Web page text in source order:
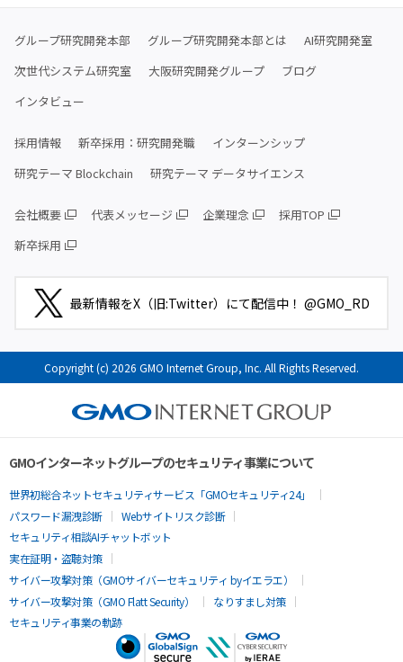
グループ研究開発本部 グループ研究開発本部とは
AI研究開発室
次世代システム研究室
大阪研究開発グループ
ブログ
インタビュー
採用情報 新卒採用：研究開発職
インターンシップ
研究テーマ Blockchain
研究テーマ データサイエンス
会社概要 代表メッセージ 企業理念
採用TOP
新卒採用
最新情報をX（旧:Twitter）にて配信中！ @GMO_RD
Copyright (c) 2026 GMO Internet Group, Inc. All Rights Reserved.
GMOインターネットグループのセキュリティ事業について
世界初総合ネットセキュリティサービス「GMOセキュリティ24」
パスワード漏洩診断
Webサイトリスク診断
セキュリティ相談AIチャットボット
実在証明・盗聴対策
サイバー攻撃対策（GMOサイバーセキュリティ byイエラエ）
サイバー攻撃対策（GMO Flatt Security）
なりすまし対策
セキュリティ事業の軌跡